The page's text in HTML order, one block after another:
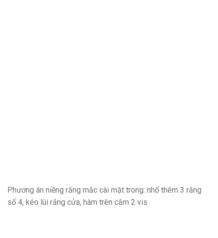
Phương án niềng răng mắc cài mặt trong: nhổ thêm 3 răng
số 4, kéo lùi răng cửa, hàm trên cắm 2 vis